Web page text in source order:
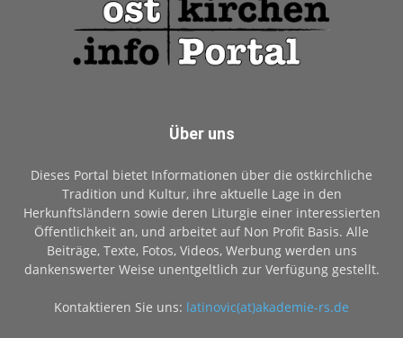
Über uns
Dieses Portal bietet Informationen über die ostkirchliche
Tradition und Kultur, ihre aktuelle Lage in den
Herkunftsländern sowie deren Liturgie einer interessierten
Öffentlichkeit an, und arbeitet auf Non Profit Basis. Alle
Beiträge, Texte, Fotos, Videos, Werbung werden uns
dankenswerter Weise unentgeltlich zur Verfügung gestellt.
Kontaktieren Sie uns: latinovic(at)akademie-rs.de